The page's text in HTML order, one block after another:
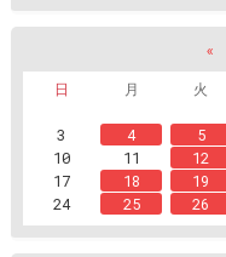
«
日
月 火
3
4 5
10
11 12
17
18 19
24
25 26